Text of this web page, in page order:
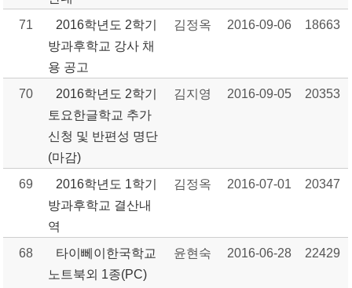
71
2016학년도 2학기
방과후학교 강사 채
용 공고
김정옥 2016-09-06 18663
70
2016학년도 2학기
토요한글학교 추가
신청 및 반편성 명단
(마감)
김지영 2016-09-05 20353
69
2016학년도 1학기
방과후학교 결산내
역
김정옥 2016-07-01 20347
68
타이뻬이한국학교
노트북외 1종(PC)
윤현숙 2016-06-28 22429